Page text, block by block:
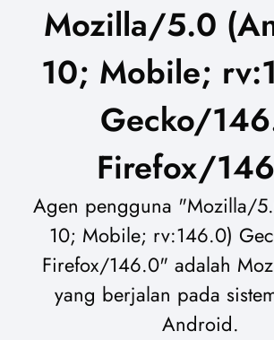
Mozilla/5.0
10; Mobile;
Gecko/
Firefox/
Agen pengguna "Mozilla/
10; Mobile; rv:146.0)
Firefox/146.0" adalah
yang berjalan pada
Android.